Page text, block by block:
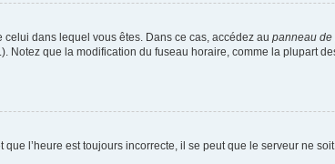
dans lequel vous êtes. Dans ce cas, accédez au panneau de
Notez que la modification du fuseau horaire, comme la plupart
l’heure est toujours incorrecte, il se peut que le serveur ne